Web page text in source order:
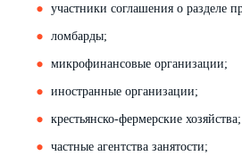
участники соглашения о разделе
ломбарды;
микрофинансовые организации;
иностранные организации;
крестьянско-фермерские хозяйства;
частные агентства занятости;